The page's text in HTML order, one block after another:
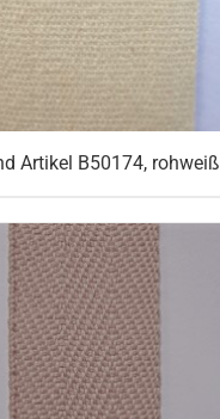
Artikel B50174, rohweiß